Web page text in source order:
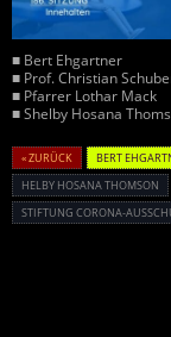
■ Bert Ehgartner
■ Prof. Christian
■ Pfarrer Lothar Mack
■ Shelby Hosana
« ZURÜCK BERT
HELBY HOSANA THOMSON
STIFTUNG CORONA-